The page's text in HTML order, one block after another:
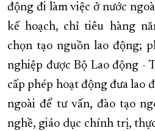
động đi làm việc ở nước
kế hoạch, chỉ tiêu hàng
chọn tạo nguồn lao động;
nghiệp được Bộ Lao động -
cấp phép hoạt động đưa lao
ngoài để tư vấn, đào tạo
nghề, giáo dục chính trị,